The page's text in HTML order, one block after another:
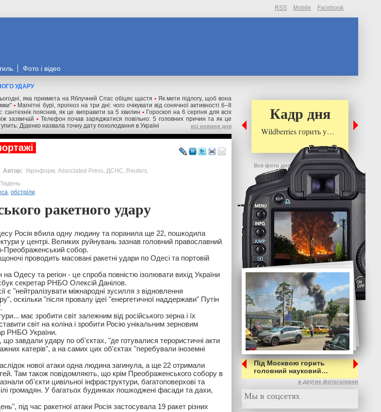
RSS Mobile Facebook
Фото і відео
УДАРУ
яка прикмета на Яблучний Спас обіцяє щастя • Як мити підлогу, щоб вона
• Магнітні бурі, прогноз на три дні: чого очікувати від сонячної активності 6–8
сантехнік пояснив, як це виправити за 5 хвилин • Гороскоп на 6 серпня для всіх
зазвичай • Телефон почав заряджатися повільно: 5 головних причин та як це
Діденко назвала точну дату похолодання в Україні всі новини дня
Укрінформ, Associated Press, ДСНС, Reuters,
, обстріли.
ракетного удару
Росія вбила одну людину та поранила ще 22, пошкодила
у центрі. Великих руйнувань зазнав головний православний
собор.
проводить масовані ракетні удари по Одесі та портовій
Одесу та регіон - це спроба повністю ізолювати вихід України
секретар РНБО Олексій Данілов.
є "нейтралізувати міжнародні зусилля з відновлення
оскільки "після провалу ідеї "енергетичної наддержави" Путін
має зробити світ залежним від російського зерна і їх
світ на коліна і зробити Росію унікальним зерновим
РНБО України.
завдали удару по об'єктах, "де готувалися терористичні акти
катерів", а на самих цих об'єктах "перебували іноземні
нової атаки одна людина загинула, а ще 22 отримали
Там також повідомляють, що крім Преображенського собору в
об'єкти цивільної інфраструктури, багатоповерхові та
громадян. У багатьох будинках пошкоджені фасади та дахи,
під час ракетної атаки Росія застосувала 19 ракет різних
Кадр дня
Wildberries горить у…
Все фото дня
Під Москвою горить
головний науковий…
и другие фотогалереи
Мы в соцсетях